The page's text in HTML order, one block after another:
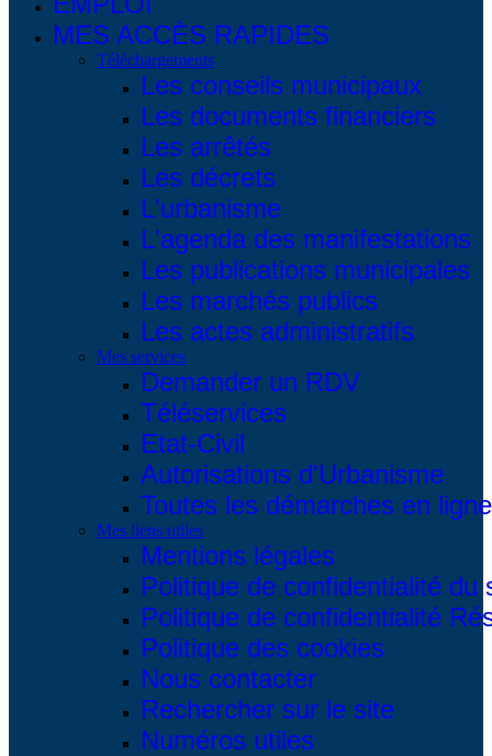
MES ACCÈS RAPIDES
Téléchargements
Les conseils municipaux
Les documents financiers
Les arrêtés
Les décrets
L'urbanisme
L'agenda des manifestations
Les publications municipales
Les marchés publics
Les actes administratifs
Mes services
Demander un RDV
Téléservices
Etat-Civil
Autorisations d'Urbanisme
Toutes les démarches en
Mes liens utiles
Mentions légales
Politique de confidentialité du
Politique de confidentialité
Politique des cookies
Nous contacter
Rechercher sur le site
Numéros utiles